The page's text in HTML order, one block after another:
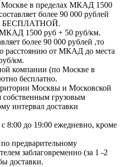
Москве в пределах МКАД 1500
более 90 000 рублей
БЕСПЛАТНОЙ.
МКАД 1500 руб + 50 руб/км.
более 90 000 рублей ,то
расстоянию от МКАД до места
км.
компании (по Москве в
бесплатно.
Москвы и Московской
собственным грузовым
интервал доставки
8:00 до 19:00 ежедневно, кроме
предварительному
заблаговременно (за 1 -2
доставки.